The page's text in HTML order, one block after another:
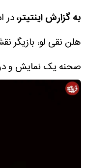
به گزارش اینتیتر،در
هلن نقی لو، بازیگر
صحنه یک نمایش و در سال 1401